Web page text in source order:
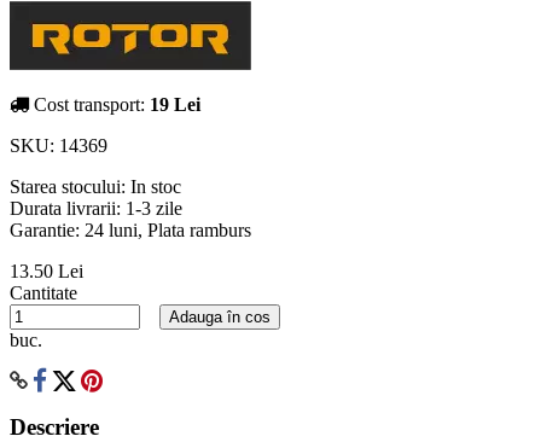
Cost transport: 19 Lei
SKU: 14369
Starea stocului: In stoc
Durata livrarii: 1-3 zile
Garantie: 24 luni, Plata ramburs
13.50 Lei
Cantitate
buc.
Adauga în cos
Descriere